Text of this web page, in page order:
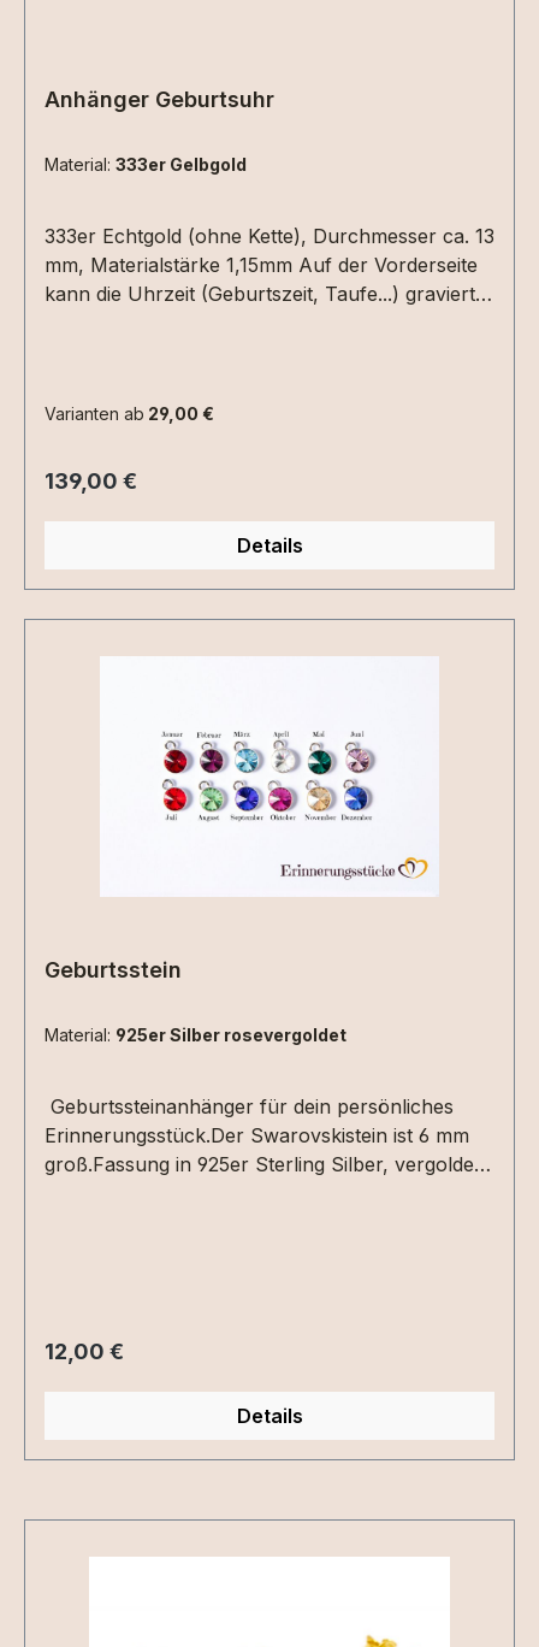
Anhänger Geburtsuhr
Material: 333er Gelbgold
333er Echtgold (ohne Kette), Durchmesser ca. 13
mm, Materialstärke 1,15mm Auf der Vorderseite
kann die Uhrzeit (Geburtszeit, Taufe...) graviert
Zeichen.Bitte die entsprechenden
Varianten ab 29,00 €
Regulärer Preis:
139,00 €
Details
Geburtsstein
Material: 925er Silber rosevergoldet
Geburtssteinanhänger für dein persönliches
Erinnerungsstück.Der Swarovskistein ist 6 mm
groß.Fassung in 925er Sterling Silber, vergoldet
Regulärer Preis:
12,00 €
Details